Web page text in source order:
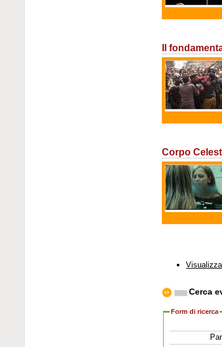
Il
Corpo
Cerca
Form di ricerca